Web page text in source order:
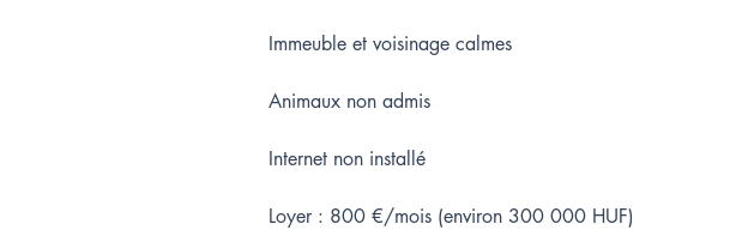
Immeuble et voisinage calmes
Animaux non admis
Internet non installé
Loyer : 800 €/mois (environ 300 000 HUF)